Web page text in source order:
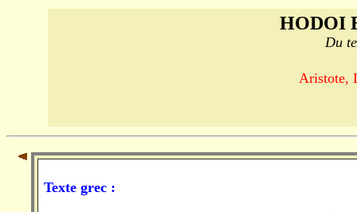
HODOI
Du
Aristote,
Texte grec :